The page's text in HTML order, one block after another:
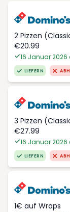
2 Pizzen
€20.99
16 Januar
LIEFERN
3 Pizzen
€27.99
16 Januar
LIEFERN
1€ auf Wraps